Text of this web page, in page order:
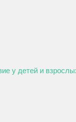
у детей и